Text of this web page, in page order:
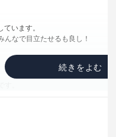
います。
なで目立たせるも良し！
。
、インクジェット印刷など
さい。